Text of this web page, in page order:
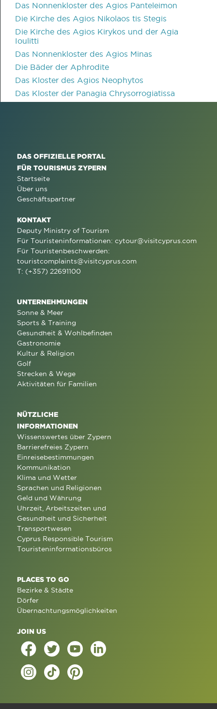
Das Nonnenkloster des Agios Panteleimon
Die Kirche des Agios Nikolaos tis Stegis
Die Kirche des Agios Kirykos und der Agia
Ioulitti
Das Nonnenkloster des Agios Minas
Die Bäder der Aphrodite
Das Kloster des Agios Neophytos
Das Kloster der Panagia Chrysorrogiatissa
DAS OFFIZIELLE PORTAL
FÜR TOURISMUS ZYPERN
Startseite
Über uns
Geschäftspartner
KONTAKT
Deputy Ministry of Tourism
Für Touristeninformationen: cytour@visitcyprus.com
Für Touristenbeschwerden:
touristcomplaints@visitcyprus.com
T: (+357) 22691100
UNTERNEHMUNGEN
Sonne & Meer
Sports & Training
Gesundheit & Wohlbefinden
Gastronomie
Kultur & Religion
Golf
Strecken & Wege
Aktivitäten für Familien
NÜTZLICHE
INFORMATIONEN
Wissenswertes über Zypern
Barrierefreies Zypern
Einreisebestimmungen
Kommunikation
Klima und Wetter
Sprachen und Religionen
Geld und Währung
Uhrzeit, Arbeitszeiten und
Gesundheit und Sicherheit
Transportwesen
Cyprus Responsible Tourism
Touristeninformationsbüros
PLACES TO GO
Bezirke & Städte
Dörfer
Übernachtungsmöglichkeiten
JOIN US